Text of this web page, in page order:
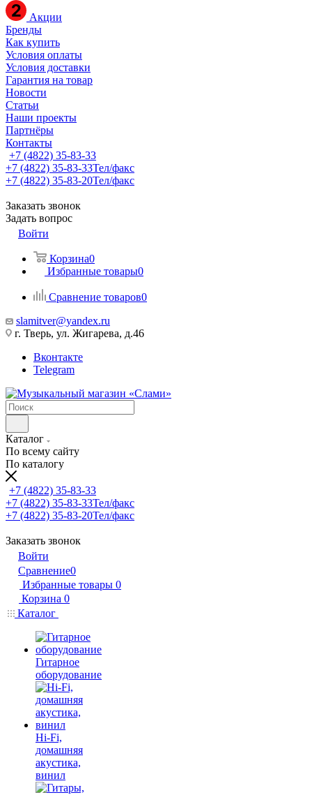
Акции
Бренды
Как купить
Условия оплаты
Условия доставки
Гарантия на товар
Новости
Статьи
Наши проекты
Партнёры
Контакты
+7 (4822) 35-83-33
+7 (4822) 35-83-33Тел/факс
+7 (4822) 35-83-20Тел/факс
Заказать звонок
Задать вопрос
Войти
Корзина0
Избранные товары0
Сравнение товаров0
slamitver@yandex.ru
г. Тверь, ул. Жигарева, д.46
Вконтакте
Telegram
Каталог
По всему сайту
По каталогу
+7 (4822) 35-83-33
+7 (4822) 35-83-33Тел/факс
+7 (4822) 35-83-20Тел/факс
Заказать звонок
Войти
Сравнение0
Избранные товары 0
Корзина 0
Каталог
Гитарное
оборудование
Hi-Fi,
домашняя
акустика,
винил